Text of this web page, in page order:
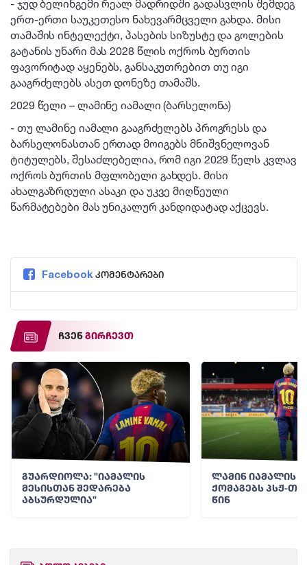
- ჯუდ ბელინგემი რეალ მადრიდში გადასვლის შემდეგ
ერთ-ერთი საუკეთესო ნახევარმცველი გახდა. მისი
თამაშის ინტელექტი, პასების სიზუსტე და გოლების
გატანის უნარი მას 2028 წლის ოქროს ბურთის
ფავორიტად აყენებს, განსაკუთრებით თუ იგი
გააგრძელებს ასეთ დონეზე თამაშს.
2029 წელი – ლამინე იამალი (ბარსელონა)
- თუ ლამინე იამალი გააგრძელებს პროგრესს და
ბარსელონასთან ერთად მოიგებს მნიშვნელოვან
ტიტულებს, შესაძლებელია, რომ იგი 2029 წელს კვლავ
ოქროს ბურთის მფლობელი გახდეს. მისი
ახალგაზრდული ასაკი და უკვე მიღწეული
წარმატებები მას უნიკალურ კანდიდატად აქცევს.
Facebook კომენტარები
ჩვენ გირჩევთ
გუარდიოლა: "იამალის
მესისთან შედარება
აბსურდულია"
ლამინ იამალის
ქომაგებს პსჟ-
წინ